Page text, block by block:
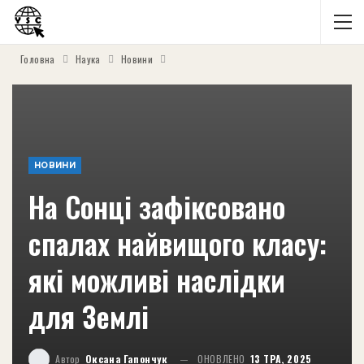
Головна Наука Новини
НОВИНИ
На Сонці зафіксовано
спалах найвищого класу:
які можливі наслідки
для Землі
Автор Оксана Гапончук ОНОВЛЕНО 13 ТРА, 2025